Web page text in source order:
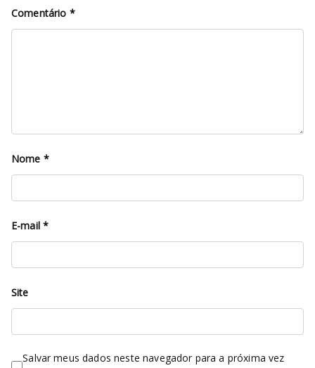
Comentário *
Nome *
E-mail*
Site
Salvar meus dados neste navegador para a próxima vez